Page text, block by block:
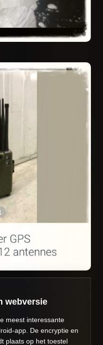
webversie
meest interessante
app. De encryptie en
plaats op het toestel